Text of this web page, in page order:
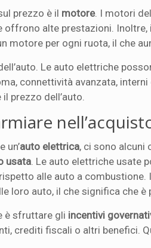
prezzo è il motore. I motori
offrono alte prestazioni.
motore per ogni ruota, il che
Le auto elettriche
connettività avanzata,
prezzo dell’auto.
un’auto elettrica, ci sono alcuni
usata. Le auto elettriche usate
alle auto a
loro auto, il che significa che
è sfruttare gli incentivi
crediti fiscali o altri benefici.